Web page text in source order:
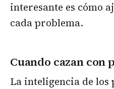
interesante es cómo
cada problema.
Cuando cazan con
La inteligencia de los